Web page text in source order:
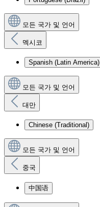
모든 국가 및 언어
멕시코
Spanish (Latin America)
모든 국가 및 언어
대만
Chinese (Traditional)
모든 국가 및 언어
중국
中国语